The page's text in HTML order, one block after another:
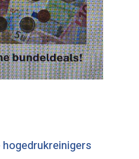
hogedrukreinigers